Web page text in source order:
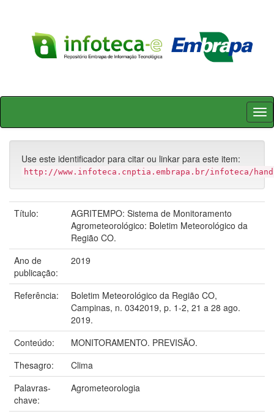
Skip
Use este identificador para citar ou linkar para este item:
http://www.infoteca.cnptia.embrapa.br/infoteca/
Título:
AGRITEMPO: Sistema de Monitoramento
Agrometeorológico: Boletim Meteorológico da
Região CO.
Ano de
publicação:
2019
Referência:
Boletim Meteorológico da Região CO,
Campinas, n. 0342019, p. 1-2, 21 a 28 ago.
2019.
Conteúdo:
MONITORAMENTO. PREVISÃO.
Thesagro:
Clima
Palavras-
chave:
Agrometeorologia